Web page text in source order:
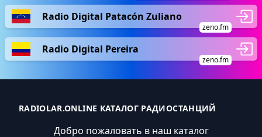
Radio Digital Patacón Zuliano
zeno.fm
Radio Digital Pereira
zeno.fm
RADIOLAR.ONLINE КАТАЛОГ РАДИОСТАНЦИЙ
Добро пожаловать в наш каталог